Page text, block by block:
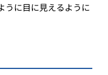
うに目に見えるように